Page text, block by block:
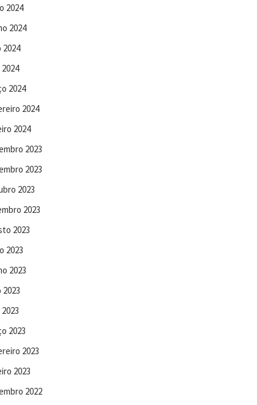
2024
2024
2024
2024
2024
2024
2023
2023
2023
2023
2023
2023
2023
2023
2023
2023
2023
2022